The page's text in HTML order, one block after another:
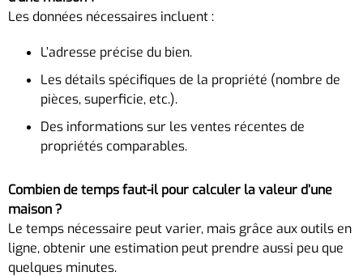
Les données nécessaires incluent :
L’adresse précise du bien.
Les détails spécifiques de la propriété (nombre de
pièces, superficie, etc.).
Des informations sur les ventes récentes de
propriétés comparables.
Combien de temps faut-il pour calculer la valeur d’une
maison ?
Le temps nécessaire peut varier, mais grâce aux outils en
ligne, obtenir une estimation peut prendre aussi peu que
quelques minutes.